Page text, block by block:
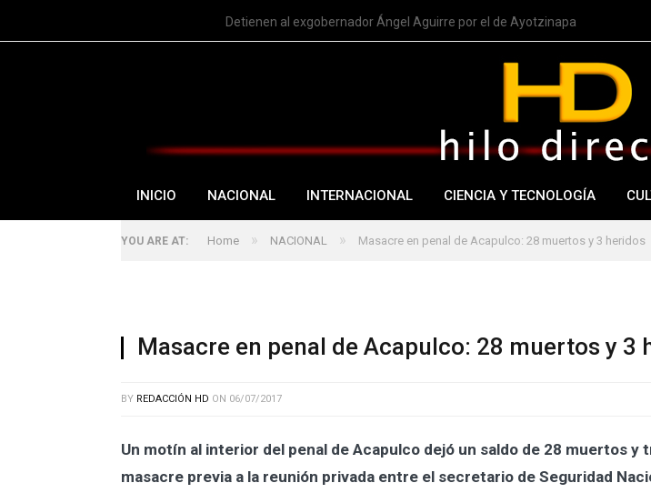
Detienen al exgobernador Ángel Aguirre por el de Ayotzinapa
INICIO NACIONAL INTERNACIONAL CIENCIA Y TECNOLOGÍA
YOU ARE AT: Home » NACIONAL » Masacre en penal de Acapulco: 28 muertos y 3 heridos
Masacre en penal de Acapulco: 28 muertos y 3
BY REDACCIÓN HD ON 06/07/2017
Un motín al interior del penal de Acapulco dejó un saldo de 28 muertos y
masacre previa a la reunión privada entre el secretario de Seguridad